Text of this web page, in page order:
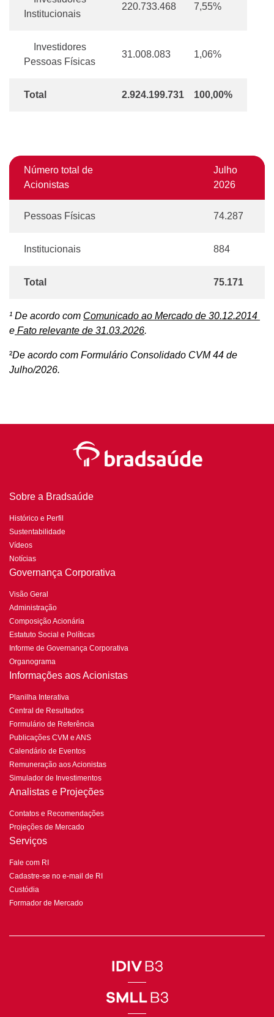
Institucionais
220.733.468 7,55%
Investidores
Pessoas Físicas
31.008.083 1,06%
Total 2.924.199.731 100,00%
Número total de
Acionistas
Julho
2026
Pessoas Físicas 74.287
Institucionais 884
Total 75.171
¹ De acordo com Comunicado ao Mercado de 30.12.2014
e Fato relevante de 31.03.2026.
²De acordo com Formulário Consolidado CVM 44 de
Julho/2026.
Sobre a Bradsaúde
Histórico e Perfil
Sustentabilidade
Vídeos
Notícias
Governança Corporativa
Visão Geral
Administração
Composição Acionária
Estatuto Social e Políticas
Informe de Governança Corporativa
Organograma
Informações aos Acionistas
Planilha Interativa
Central de Resultados
Formulário de Referência
Publicações CVM e ANS
Calendário de Eventos
Remuneração aos Acionistas
Simulador de Investimentos
Analistas e Projeções
Contatos e Recomendações
Projeções de Mercado
Serviços
Fale com RI
Cadastre-se no e-mail de RI
Custódia
Formador de Mercado